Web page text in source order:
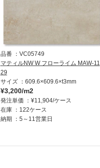
品番
VC05749
マティルNW W フローライム MAW-11
29
サイズ
609.6×609.6×t3mm
¥3,200/m2
発注単価
¥11,904/ケース
在庫
122ケース
納期
5～11営業日